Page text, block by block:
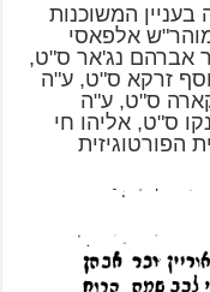
על תקנה בעניין המשוכנות
אלפאסי
אברהם נג'אר ס"ט,
זרקא ס"ט, ע"ה
ס"ט, ע"ה
ס"ט, אליהו חי
הפורטוגיזית